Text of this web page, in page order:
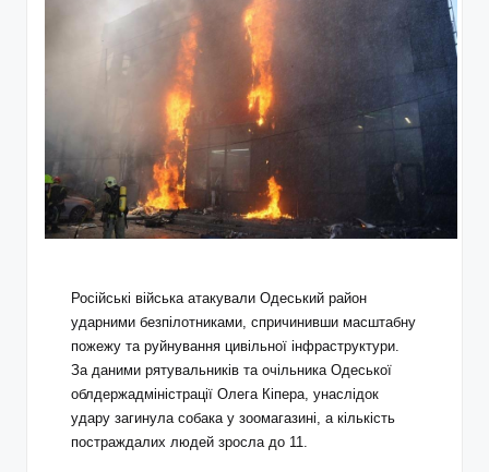
Російські війська атакували Одеський район
ударними безпілотниками, спричинивши масштабну
пожежу та руйнування цивільної інфраструктури.
За даними рятувальників та очільника Одеської
облдержадміністрації Олега Кіпера, унаслідок
удару загинула собака у зоомагазині, а кількість
постраждалих людей зросла до 11.